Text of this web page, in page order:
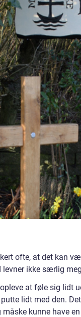
ofte, at det kan
ikke særlig
at føle sig lidt
lidt med den.
kunne have